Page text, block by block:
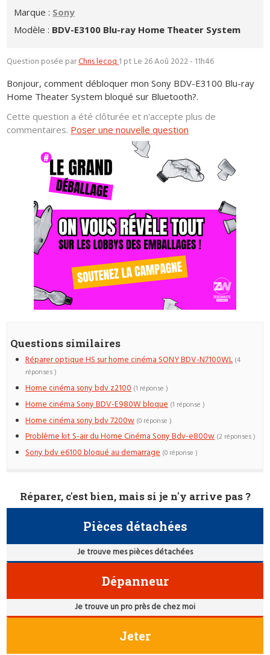
Marque : Sony
Modèle : BDV-E3100 Blu-ray Home Theater System
Question posée parChris lecoq1 pt Le 26 Aoû 2022 - 11h46
Bonjour, comment débloquer mon Sony BDV-E3100 Blu-ray
Home Theater System bloqué sur Bluetooth?.
Cette question a été clôturée et n'accepte plus de
commentaires. Poser une nouvelle question
Questions similaires
Réparer optique HS sur home cinéma SONY BDV-N7100WL (4
réponses )
Home cinéma sony bdv z2100 (1 réponse )
Home cinéma Sony BDV-E980W bloque (1 réponse )
Home cinéma sony bdv 7200w (0 réponse )
Problème kit S-air du Home Cinéma Sony Bdv-e800w (2 réponses )
Sony bdv e6100 bloqué au demarrage (0 réponse )
Réparer, c'est bien, mais si je n'y arrive pas ?
Pièces détachées
Je trouve mes pièces détachées
Dépanneur
Je trouve un pro près de chez moi
Jeter